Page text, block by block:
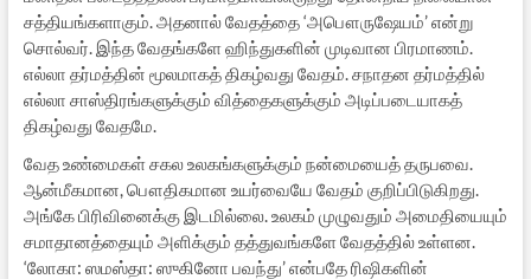
சத்தியங்களாகும். அதனால் வேதத்தை ‘அபௌருஷேயம்’ என்று
சொல்வர். இந்த வேதங்களே ஹிந்துகளின் முடிவான பிரமாணம்.
எல்லா தர்மத்தின் மூலமாகத் திகழ்வது வேதம். சநாதன தர்மத்தில்
எல்லா சாஸ்திரங்களுக்கும் வித்தைகளுக்கும் அடிப்படையாகத்
திகழ்வது வேதமே.
வேத உண்மைகள் சகல உலகங்களுக்கும் நன்மையைத் தருபவை.
ஆன்மீகமான, பௌதிகமான உயர்வையே வேதம் குறிப்பிடுகிறது.
அங்கே பிரிவினைக்கு இடமில்லை. உலகம் முழுவதும் அமைதியையும்
சமாதானத்தையும் அளிக்கும் தத்துவங்களே வேதத்தில் உள்ளன.
‘லோகா: ஸமஸ்தா: ஸுகினோ பவந்து’ என்பதே ரிஷிகளின்